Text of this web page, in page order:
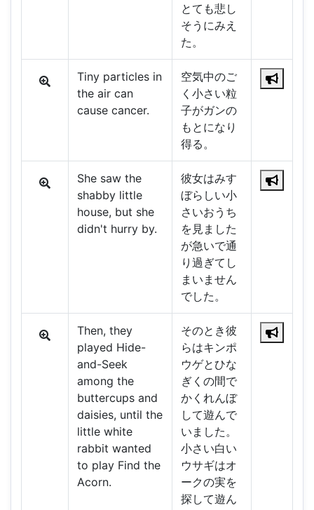
とても悲し
そうにみえ
た。
Tiny particles in
the air can
cause cancer.
空気中のご
く小さい粒
子がガンの
もとになり
得る。
She saw the
shabby little
house, but she
didn't hurry by.
彼女はみす
ぼらしい小
さいおうち
を見ました
が急いで通
り過ぎてし
まいません
でした。
Then, they
played Hide-
and-Seek
among the
buttercups and
daisies, until the
little white
rabbit wanted
to play Find the
Acorn.
そのとき彼
らはキンポ
ウゲとひな
ぎくの間で
かくれんぼ
して遊んで
いました。
小さい白い
ウサギはオ
ークの実を
探して遊ん